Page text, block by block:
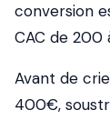
conversion
CAC de
Avant de
400€,